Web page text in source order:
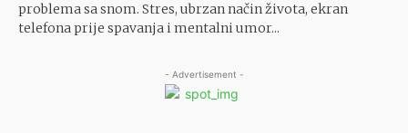
problema sa snom. Stres, ubrzan način života, ekran
telefona prije spavanja i mentalni umor...
- Advertisement -